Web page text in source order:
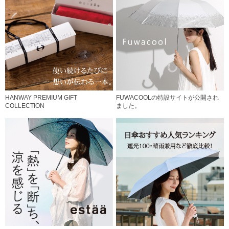
HANWAY PREMIUM GIFT
COLLECTION
FUWACOOLの特設サイトが公開され
ました。